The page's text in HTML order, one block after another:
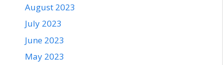
August 2023
July 2023
June 2023
May 2023